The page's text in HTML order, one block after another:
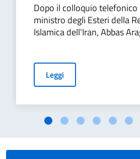
Dopo il colloquio telefonico
ministro degli Esteri della
Islamica dell'Iran, Abbas
Leggi